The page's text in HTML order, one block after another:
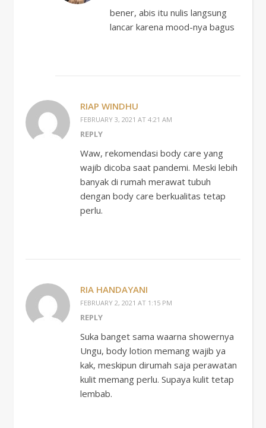
bener, abis itu nulis langsung
lancar karena mood-nya bagus
RIAP WINDHU
FEBRUARY 3, 2021 AT 4:21 AM
REPLY
Waw, rekomendasi body care yang
wajib dicoba saat pandemi. Meski lebih
banyak di rumah merawat tubuh
dengan body care berkualitas tetap
perlu.
RIA HANDAYANI
FEBRUARY 2, 2021 AT 1:15 PM
REPLY
Suka banget sama waarna showernya
Ungu, body lotion memang wajib ya
kak, meskipun dirumah saja perawatan
kulit memang perlu. Supaya kulit tetap
lembab.